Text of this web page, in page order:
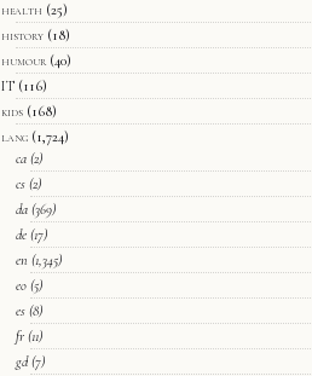
health (25)
history (18)
humour (40)
IT (116)
kids (168)
lang (1,724)
ca (2)
cs (2)
da (369)
de (17)
en (1,345)
eo (5)
es (8)
fr (11)
gd(7)